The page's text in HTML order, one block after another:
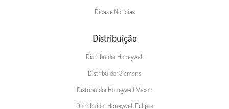
Dicas e Notícias
Distribuição
Distribuidor Honeywell
Distribuidor Siemens
Distribuidor Honeywell Maxon
Distribuidor Honeywell Eclipse